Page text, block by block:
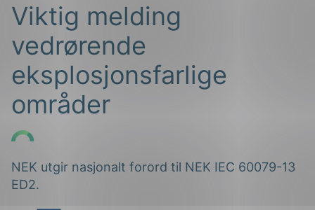
Viktig melding
vedrørende
eksplosjonsfarlige
områder
NEK utgir nasjonalt forord til NEK IEC 60079-13
ED2.